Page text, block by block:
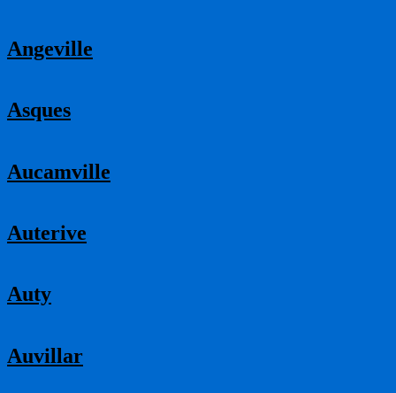
Angeville
Asques
Aucamville
Auterive
Auty
Auvillar